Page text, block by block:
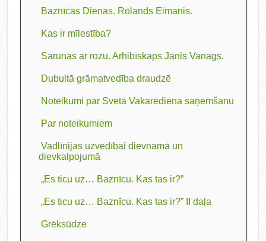
Baznīcas Dienas. Rolands Eimanis.
Kas ir mīlestība?
Sarunas ar rozu. Arhibīskaps Jānis Vanags.
Dubultā grāmatvedība draudzē
Noteikumi par Svētā Vakarēdiena saņemšanu
Par noteikumiem
Vadlīnijas uzvedībai dievnamā un
dievkalpojumā
„Es ticu uz… Baznīcu. Kas tas ir?”
„Es ticu uz… Baznīcu. Kas tas ir?” II daļa
Grēksūdze